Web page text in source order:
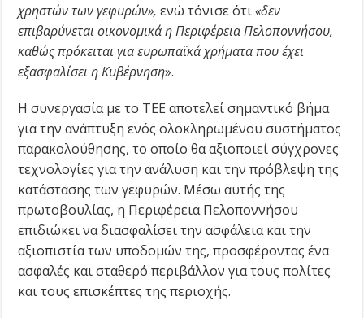
χρηστών των γεφυρών»,ενώ τόνισε ότι«δεν
επιβαρύνεται οικονομικά η Περιφέρεια Πελοποννήσου,
καθώς πρόκειται για ευρωπαϊκά χρήματα που έχει
εξασφαλίσει η Κυβέρνηση».
Η συνεργασία με το ΤΕΕ αποτελεί σημαντικό βήμα
για την ανάπτυξη ενός ολοκληρωμένου συστήματος
παρακολούθησης, το οποίο θα αξιοποιεί σύγχρονες
τεχνολογίες για την ανάλυση και την πρόβλεψη της
κατάστασης των γεφυρών. Μέσω αυτής της
πρωτοβουλίας, η Περιφέρεια Πελοποννήσου
επιδιώκει να διασφαλίσει την ασφάλεια και την
αξιοπιστία των υποδομών της, προσφέροντας ένα
ασφαλές και σταθερό περιβάλλον για τους πολίτες
και τους επισκέπτες της περιοχής.